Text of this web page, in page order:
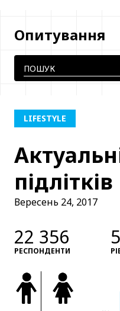
Опитування
LIFESTYLE
підлітків
Вересень 24, 2017
22 356
РЕСПОНДЕНТИ